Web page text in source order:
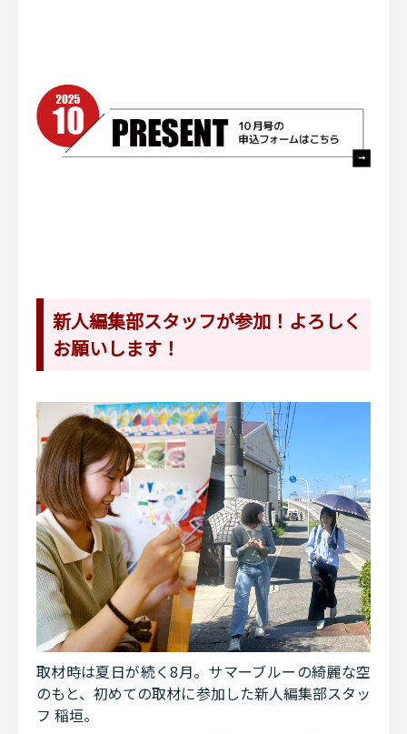
新人編集部スタッフが参加！よろしく
お願いします！
取材時は夏日が続く8月。サマーブルーの綺麗な空
のもと、初めての取材に参加した新人編集部スタッ
フ 稲垣。